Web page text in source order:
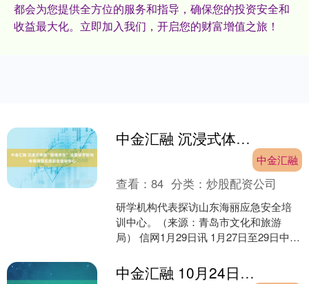
都会为您提供全方位的服务和指导，确保您的投资安全和
收益最大化。立即加入我们，开启您的财富增值之旅！
中金汇融 沉浸式体验“险境求生” 全国研学机构考察海丽应急安全培训中心
中金汇融
查看：84 分类：炒股配资公司
研学机构代表探访山东海丽应急安全培
训中心。（来源：青岛市文化和旅游
局） 信网1月29日讯 1月27日至29日中金
青岛采风....
中金汇融 10月24日欧22转债下跌0.43%，转股溢价率30.77%